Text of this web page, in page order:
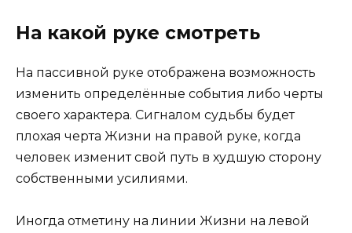
На какой руке смотреть
На пассивной руке отображена возможность
изменить определённые события либо черты
своего характера. Сигналом судьбы будет
плохая черта Жизни на правой руке, когда
человек изменит свой путь в худшую сторону
собственными усилиями.
Иногда отметину на линии Жизни на левой